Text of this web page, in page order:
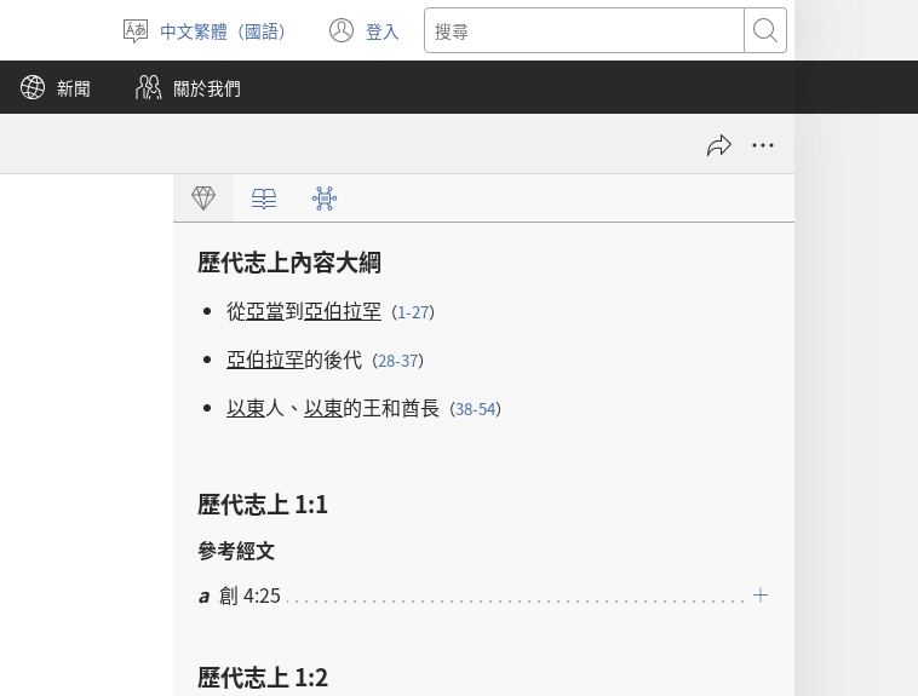
選
擇
語
言
中文繁體（國語） 登入
（開
啟
視
搜
尋
新聞 關於我們
歷代志上內容大綱
從亞當到亞伯拉罕 （1-27）
亞伯拉罕的後代 （28-37）
以東人 、 以東的王和酋長 （38-54）
歷代志上 1:1
參考經文
a 創 4:25
歷代志上 1:2